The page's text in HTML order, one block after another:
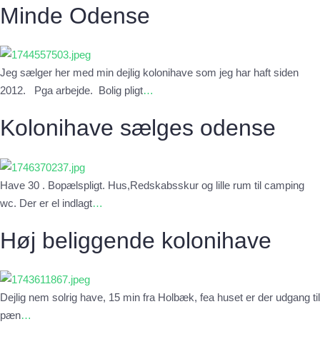
Minde Odense
Jeg sælger her med min dejlig kolonihave som jeg har haft siden
2012. Pga arbejde. Bolig pligt…
Kolonihave sælges odense
Have 30 . Bopælspligt. Hus,Redskabsskur og lille rum til camping
wc. Der er el indlagt…
Høj beliggende kolonihave
Dejlig nem solrig have, 15 min fra Holbæk, fea huset er der udgang til
pæn…